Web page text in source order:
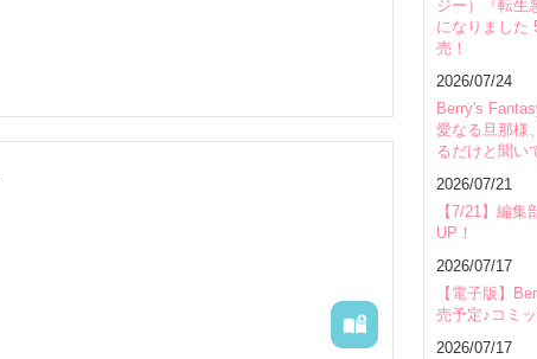
ジー）『転生
になりました
売！
2026/07/24
Berry's
愛なる旦那様
るだけと聞い
2026/07/21
【7/21】編
UP！
2026/07/17
【電子版】
売予定♪コミ
2026/07/17